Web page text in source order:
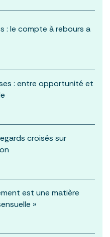
: le compte à rebours a
: entre opportunité et
croisés sur
est une matière
»